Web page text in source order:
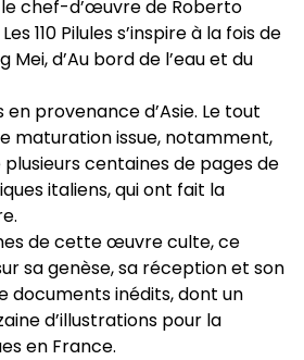
chef-d’œuvre de Roberto
110 Pilules s’inspire à la fois de
Mei, d’Au bord de l’eau et du
provenance d’Asie. Le tout
maturation issue, notamment,
centaines de pages de
italiens, qui ont fait la
de cette œuvre culte, ce
sa genèse, sa réception et son
documents inédits, dont un
d’illustrations pour la
en France.